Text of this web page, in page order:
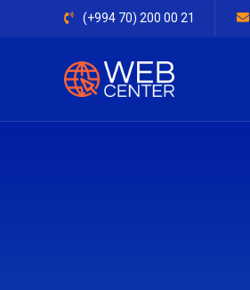
(+994 70) 200 00 21